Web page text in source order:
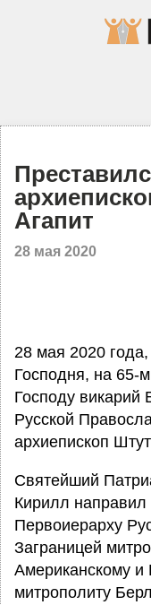
Агапит
28 мая 2020
28 мая 2020
Господня, на 65-
Господу викарий
Русской
архиепископ
Святейший
Кирилл направил
Первоиерарху
Заграницей
Американскому
митрополиту